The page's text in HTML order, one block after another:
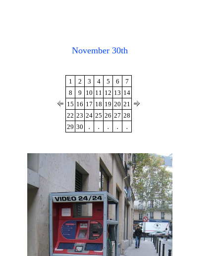
November 30th
1 2 3 4 5 6
7
8
9 10 11 12 13 14
15 16 17 18 19 20 21
22 23 24 25 26 27 28
29 30 . . . . .